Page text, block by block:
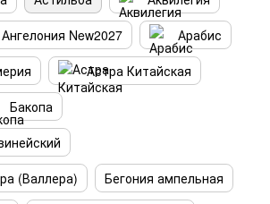
Ангелония New2027
Арабис
Астра Китайская
Бакопа
(Валлера)
Бегония ампельная